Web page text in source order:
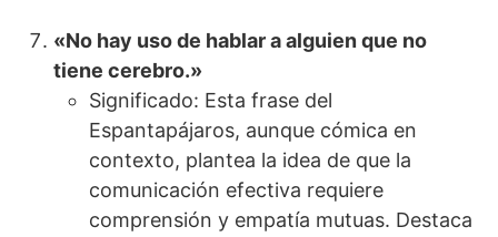
«No hay uso de hablar a alguien que no
tiene cerebro.»
Significado: Esta frase del
Espantapájaros, aunque cómica en
contexto, plantea la idea de que la
comunicación efectiva requiere
comprensión y empatía mutuas. Destaca